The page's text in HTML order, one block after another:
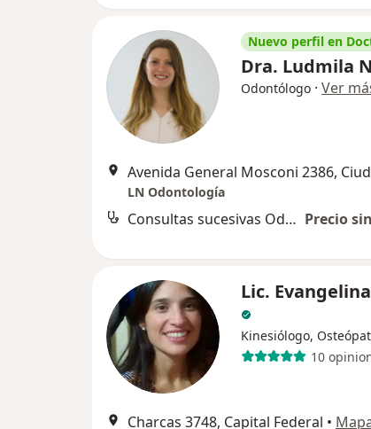
Nuevo perfil en
Dra. Ludmila
Odontólogo · Ver
LN Odontología
Consultas sucesivas Odontología Precio
Lic.
Kinesiólogo,
10
Charcas 3748, Capital Federal •